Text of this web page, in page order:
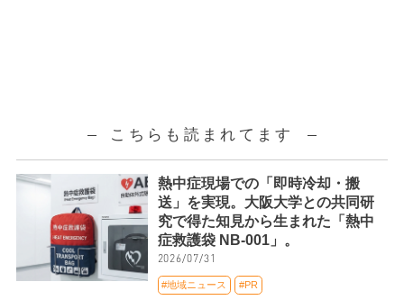
こちらも読まれてます
熱中症現場での「即時冷却・搬
送」を実現。大阪大学との共同研
究で得た知見から生まれた「熱中
症救護袋 NB-001」。
2026/07/31
#地域ニュース #PR